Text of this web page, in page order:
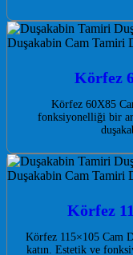
Körfez
Körfez 60X85
fonksiyonelliği bir
Körfez
Körfez 115×105 Cam
katın. Estetik ve